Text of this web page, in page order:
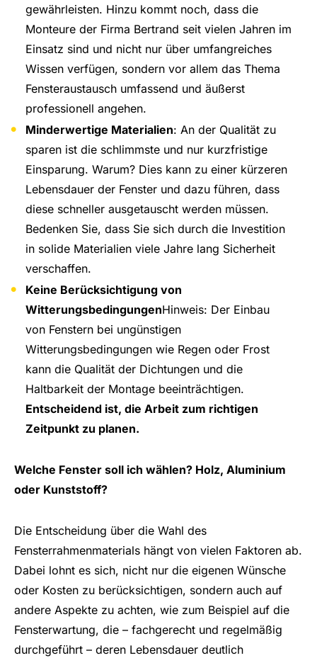
gewährleisten. Hinzu kommt noch, dass die
Monteure der Firma Bertrand seit vielen Jahren im
Einsatz sind und nicht nur über umfangreiches
Wissen verfügen, sondern vor allem das Thema
Fensteraustausch umfassend und äußerst
professionell angehen.
Minderwertige Materialien: An der Qualität zu
sparen ist die schlimmste und nur kurzfristige
Einsparung. Warum? Dies kann zu einer kürzeren
Lebensdauer der Fenster und dazu führen, dass
diese schneller ausgetauscht werden müssen.
Bedenken Sie, dass Sie sich durch die Investition
in solide Materialien viele Jahre lang Sicherheit
verschaffen.
Keine Berücksichtigung von
WitterungsbedingungenHinweis: Der Einbau
von Fenstern bei ungünstigen
Witterungsbedingungen wie Regen oder Frost
kann die Qualität der Dichtungen und die
Haltbarkeit der Montage beeinträchtigen.
Entscheidend ist, die Arbeit zum richtigen
Zeitpunkt zu planen.
Welche Fenster soll ich wählen? Holz, Aluminium
oder Kunststoff?
Die Entscheidung über die Wahl des
Fensterrahmenmaterials hängt von vielen Faktoren ab.
Dabei lohnt es sich, nicht nur die eigenen Wünsche
oder Kosten zu berücksichtigen, sondern auch auf
andere Aspekte zu achten, wie zum Beispiel auf die
Fensterwartung, die – fachgerecht und regelmäßig
durchgeführt – deren Lebensdauer deutlich